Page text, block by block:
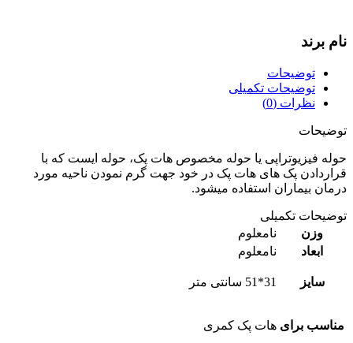
نام برند
توضیحات
توضیحات تکمیلی
نظرات (0)
توضیحات
حوله فیزیوتراپی یا حوله مخصوص هات پک، حوله ایست که با
قراردادن پک های هات پک در خود جهت گرم نمودن ناحيه مورد
درمان بیماران استفاده میشود.
توضیحات تکمیلی
وزن
نامعلوم
ابعاد
نامعلوم
سایز 31*51 سانتی متر
مناسب برای هات پک کمری